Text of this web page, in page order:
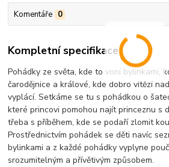
Komentáře 0
Kompletní specifikace
Pohádky ze světa, kde to voní bylinkami,
čarodějnice a králové, kde dobro vítězí
vyplácí. Setkáme se tu s pohádkou o
které princovi pomohou najít princeznu s
třeba s příběhem, kde se podaří zlomit
Prostřednictvím pohádek se děti navíc
bylinkami a z každé pohádky vyplyne
srozumitelným a přívětivým způsobem.